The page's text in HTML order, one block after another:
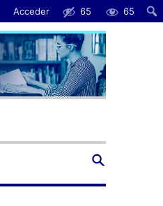
Acceder 65 65